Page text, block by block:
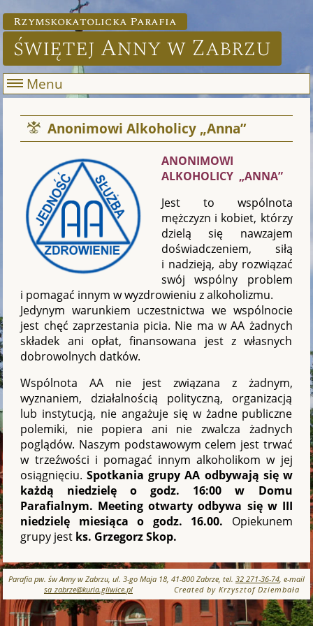
Rzymskokatolicka Parafia
świętej Anny w Zabrzu
Menu
Anonimowi Alkoholicy „Anna”
ANONIMOWI
ALKOHOLICY „ANNA”
Jest to wspólnota
mężczyzn i kobiet, którzy
dzielą się nawzajem
doświadczeniem, siłą
i nadzieją, aby rozwiązać
swój wspólny problem
i pomagać innym w wyzdrowieniu z alkoholizmu.
Jedynym warunkiem uczestnictwa we wspólnocie
jest chęć zaprzestania picia. Nie ma w AA żadnych
składek ani opłat, finansowana jest z własnych
dobrowolnych datków.
Wspólnota AA nie jest związana z żadnym,
wyznaniem, działalnością polityczną, organizacją
lub instytucją, nie angażuje się w żadne publiczne
polemiki, nie popiera ani nie zwalcza żadnych
poglądów. Naszym podstawowym celem jest trwać
w trzeźwości i pomagać innym alkoholikom w jej
osiągnięciu.Spotkania grupy AA odbywają się w
każdą niedzielę o godz. 16:00 w Domu
Parafialnym. Meeting otwarty odbywa się w III
niedzielę miesiąca o godz. 16.00. Opiekunem
grupy jest ks. Grzegorz Skop.
Parafia pw. św Anny w Zabrzu, ul. 3-go Maja 18, 41-800 Zabrze, tel. 32 271-36-74, e-mail
sa_zabrze@kuria.gliwice.pl
Created by Krzysztof Dziembała